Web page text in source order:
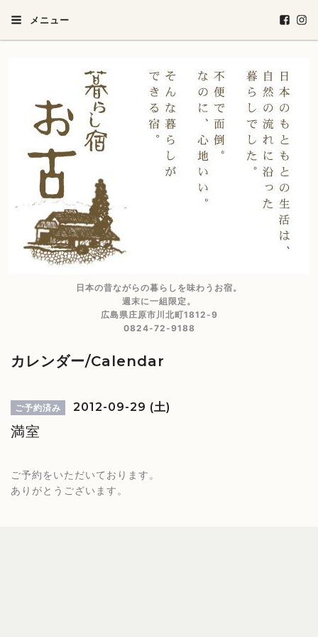
メニュー
日本の昔ながらの暮らしを味わうお宿。
週末に一組限定。
広島県庄原市川北町1812-9
0824-72-9188
カレンダー/Calendar
ご予約済み 2012-09-29 (土)
満室
ご予約をいただいております。
ありがとうございます。